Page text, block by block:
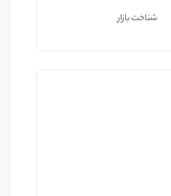
شناخت بازار